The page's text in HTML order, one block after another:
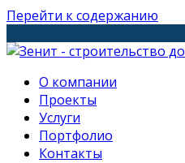
Перейти к содержанию
О компании
Проекты
Услуги
Портфолио
Контакты